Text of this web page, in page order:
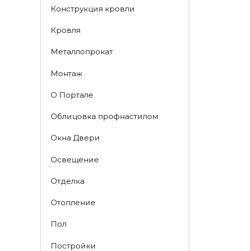
Конструкция кровли
Кровля
Металлопрокат
Монтаж
О Портале
Облицовка профнастилом
Окна Двери
Освещение
Отделка
Отопление
Пол
Постройки